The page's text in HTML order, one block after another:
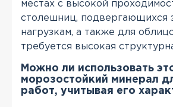
местах с высокой
столешниц, подвергающихся
нагрузкам, а также для
требуется высокая
Можно ли использовать
морозостойкий минерал
работ, учитывая его